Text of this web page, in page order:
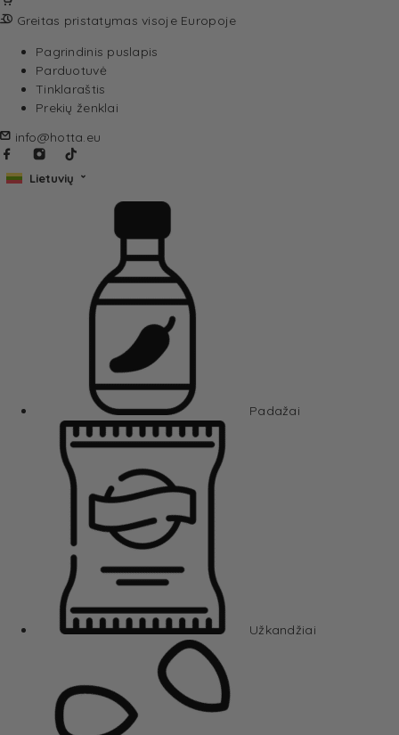
Greitas pristatymas visoje Europoje
Pagrindinis puslapis
Parduotuvė
Tinklaraštis
Prekių ženklai
info@hotta.eu
Lietuvių
Padažai
Užkandžiai